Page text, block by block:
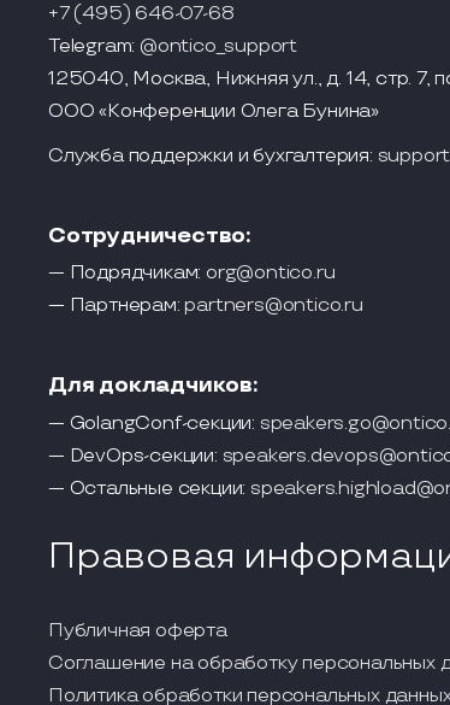
+7 (495) 646-07-68
Telegram: @ontico_support
125040, Москва, Нижняя ул., д. 14, стр. 7,
ООО «Конференции Олега Бунина»
Служба поддержки и бухгалтерия:
Сотрудничество:
— Подрядчикам: org@ontico.ru
— Партнерам: partners@ontico.ru
Для докладчиков:
— GolangConf-секции:
— DevOps-секции:
— Остальные секции:
Правовая
Публичная оферта
Соглашение на обработку персональных
Политика обработки персональных